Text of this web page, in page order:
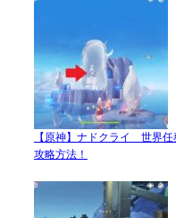
【原神】ナドクライ 世界
攻略方法！